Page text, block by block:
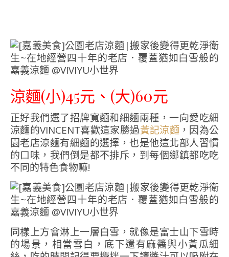
涼麵(小)45元、(大)60元
正好我們選了招牌寬麵和細麵兩種，一向愛吃細
涼麵的VINCENT喜歡這家勝過黃記涼麵 ，因為公
園老店涼麵有細麵的選擇，也是他這北部人習慣
的口味，我們倒是都不排斥，到每個鄉鎮都吃吃
不同的特色食物嘛!
同樣上方會淋上一層白雪，就像是富士山下雪時
的場景，相當雪白，底下還有麻醬與小黃瓜細